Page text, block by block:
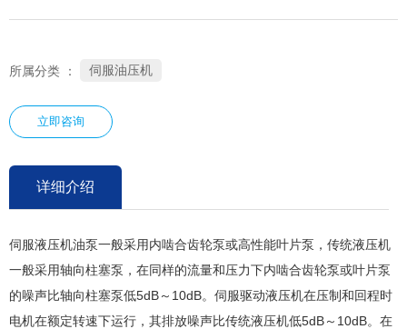
所属分类 ： 伺服油压机
立即咨询
详细介绍
伺服液压机油泵一般采用内啮合齿轮泵或高性能叶片泵，传统液压机
一般采用轴向柱塞泵，在同样的流量和压力下内啮合齿轮泵或叶片泵
的噪声比轴向柱塞泵低5dB～10dB。伺服驱动液压机在压制和回程时
电机在额定转速下运行，其排放噪声比传统液压机低5dB～10dB。在